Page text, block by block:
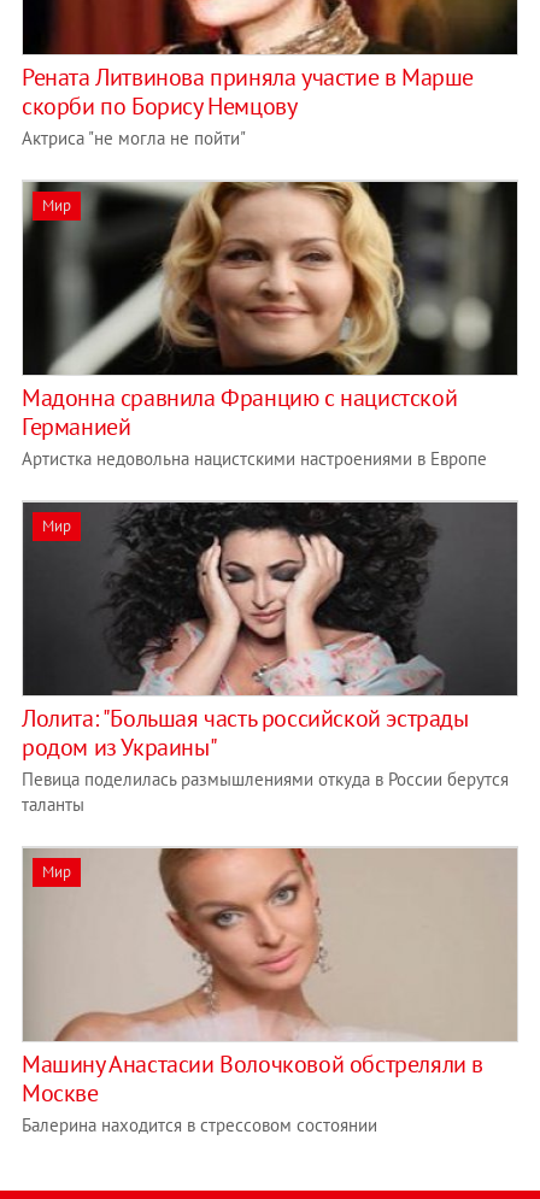
Рената Литвинова приняла участие в Марше
скорби по Борису Немцову
Актриса "не могла не пойти"
Мир
Мадонна сравнила Францию с нацистской
Германией
Артистка недовольна нацистскими настроениями в Европе
Мир
Лолита: "Большая часть российской эстрады
родом из Украины"
Певица поделилась размышлениями откуда в России берутся
таланты
Мир
Машину Анастасии Волочковой обстреляли в
Москве
Балерина находится в стрессовом состоянии